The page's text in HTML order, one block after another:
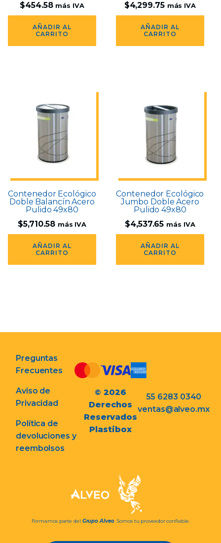
$454.58 más IVA
AÑADIR AL
CARRITO
$4,299.75 más IVA
AÑADIR AL
CARRITO
Contenedor Ecológico
Doble Balancín Acero
Pulido 49x80
$5,710.58 más IVA
AÑADIR AL
CARRITO
Contenedor Ecológico
Jumbo Doble Acero
Pulido 49x80
$4,537.65 más IVA
AÑADIR AL
CARRITO
Preguntas
Frecuentes
Aviso de
Privacidad
Política de
devoluciones y
reembolsos
© 2026
Derechos
Reservados
Plastibox
55 6283 0340
ventas@alveo.mx
Formamos parte del Grupo Alveo. Somos tu proveedor confiable.